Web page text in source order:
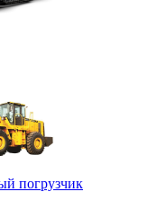
погрузчик